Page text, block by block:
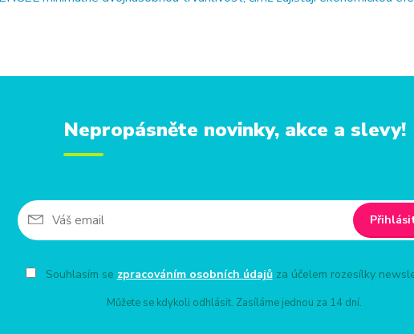
Nepropásněte novinky, akce a slevy!
Souhlasím se zpracováním osobních údajůza účelem rozesílky
Můžete se kdykoli odhlásit. Zasíláme jednou za 14 dní.